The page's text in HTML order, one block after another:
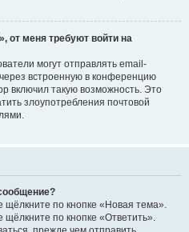
от меня требуют войти на
могут отправлять email-
встроенную в конференцию
включил такую возможность. Это
злоупотребления почтовой
по кнопке «Новая тема».
по кнопке «Ответить».